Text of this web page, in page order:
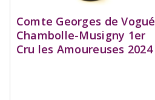
Comte Georges de Vogué
Chambolle-Musigny 1er
Cru les Amoureuses 2024